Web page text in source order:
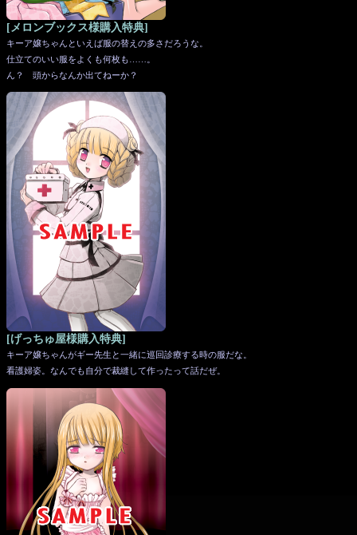
[メロンブックス様購入特典]
キーア嬢ちゃんといえば服の替えの多さだろうな。
仕立てのいい服をよくも何枚も……。
ん？ 頭からなんか出てねーか？
[げっちゅ屋様購入特典]
キーア嬢ちゃんがギー先生と一緒に巡回診療する時の服だな。
看護婦姿。なんでも自分で裁縫して作ったって話だぜ。